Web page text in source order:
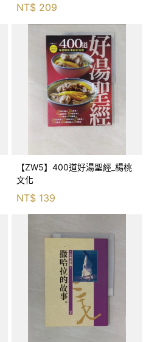
NT$ 209
【ZW5】400道好湯聖經_楊桃
文化
NT$ 139